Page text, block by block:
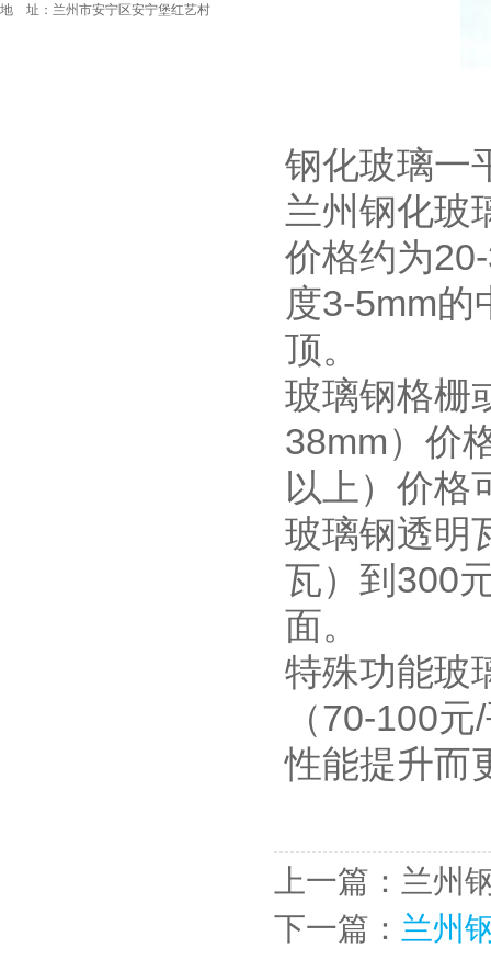
地 址：兰州市安宁区安宁堡红艺村
钢化玻璃一
兰州钢化玻
价格约为
度3-5mm的
顶。‌‌
玻璃钢格栅
38mm）价
以上）价格
玻璃钢透明
瓦）到300
面。‌‌
特殊功能玻
（70-100
性能提升而
上一篇：兰州
下一篇： 兰州